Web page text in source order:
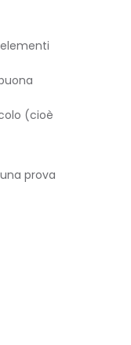
(cioè
prova